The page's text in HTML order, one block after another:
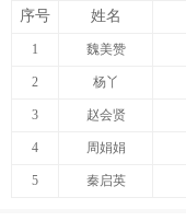
序号 姓名
1 魏美赞
2 杨丫
3 赵会贤
4 周娟娟
5 秦启英